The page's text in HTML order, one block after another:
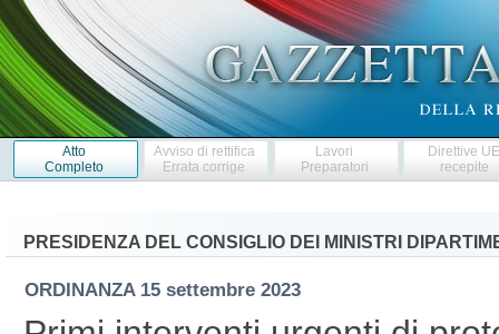
Atto
Completo
Avviso di rettifica
Errata corrige
Lavori
Preparatori
Direttive
recepite
PRESIDENZA DEL CONSIGLIO DEI MINISTRI
ORDINANZA 15 settembre 2023